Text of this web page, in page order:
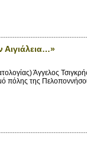
Αιγιάλεια…»
Άγγελος
πόλης της